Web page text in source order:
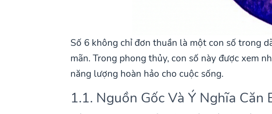
Số 6 không chỉ đơn thuần là một con số trong
mãn. Trong phong thủy, con số này được xem
năng lượng hoàn hảo cho cuộc sống.
1.1. Nguồn Gốc Và Ý Nghĩa Căn